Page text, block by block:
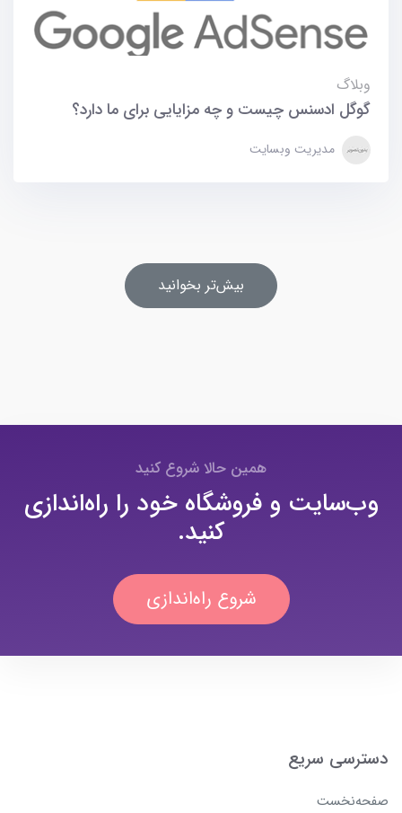
وبلاگ
گوگل ادسنس چیست و چه مزایایی برای ما دارد؟
مدیریت وبسایت
بیش‌تر بخوانید
همین حالا شروع کنید
وب‌سایت و فروشگاه خود را راه‌اندازی
کنید.
شروع راه‌اندازی
دسترسی سریع
صفحه‌نخست